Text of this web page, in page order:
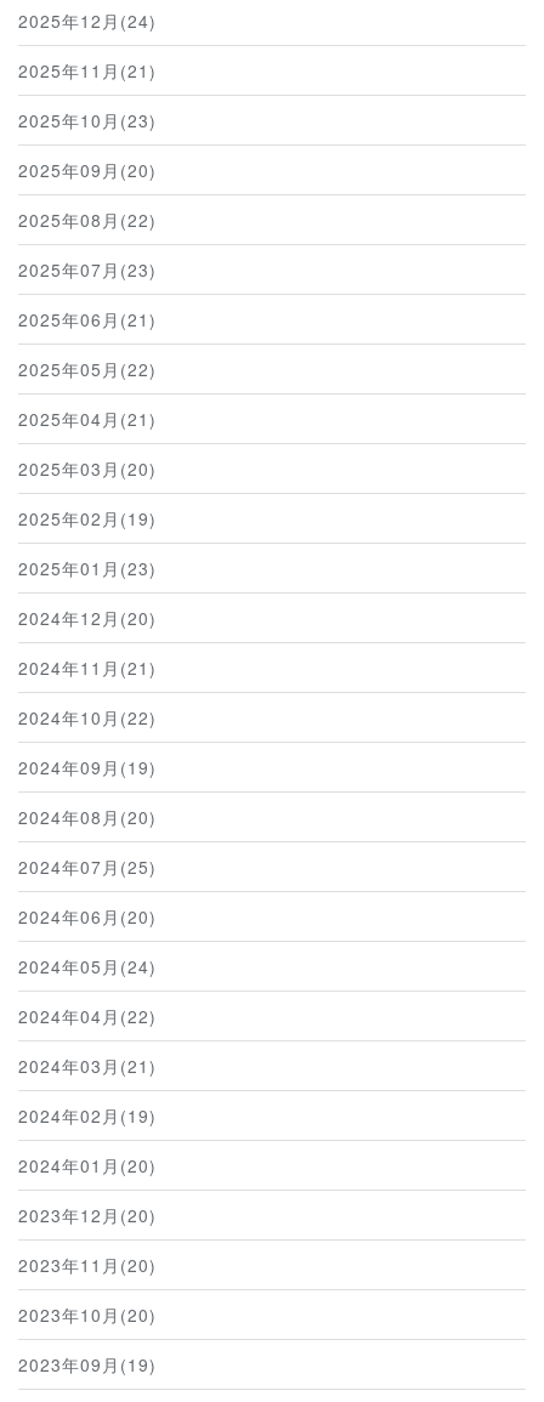
2025年12月(24)
2025年11月(21)
2025年10月(23)
2025年09月(20)
2025年08月(22)
2025年07月(23)
2025年06月(21)
2025年05月(22)
2025年04月(21)
2025年03月(20)
2025年02月(19)
2025年01月(23)
2024年12月(20)
2024年11月(21)
2024年10月(22)
2024年09月(19)
2024年08月(20)
2024年07月(25)
2024年06月(20)
2024年05月(24)
2024年04月(22)
2024年03月(21)
2024年02月(19)
2024年01月(20)
2023年12月(20)
2023年11月(20)
2023年10月(20)
2023年09月(19)